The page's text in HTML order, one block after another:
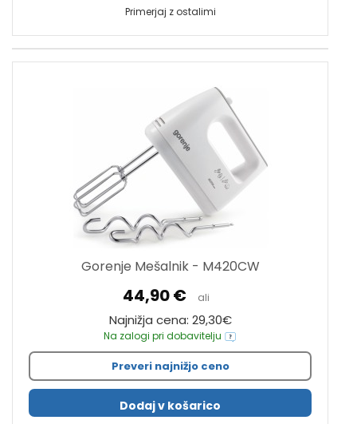
Primerjaj z ostalimi
Gorenje Mešalnik - M420CW
44,90 € ali
Najnižja cena: 29,30€
Na zalogi pri dobavitelju
Preveri najnižjo ceno
Dodaj v košarico